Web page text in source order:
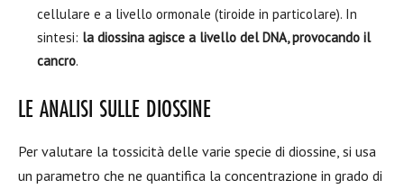
cellulare e a livello ormonale (tiroide in particolare). In
sintesi: la diossina agisce a livello del DNA, provocando il
cancro.
LE ANALISI SULLE DIOSSINE
Per valutare la tossicità delle varie specie di diossine, si usa
un parametro che ne quantifica la concentrazione in grado di